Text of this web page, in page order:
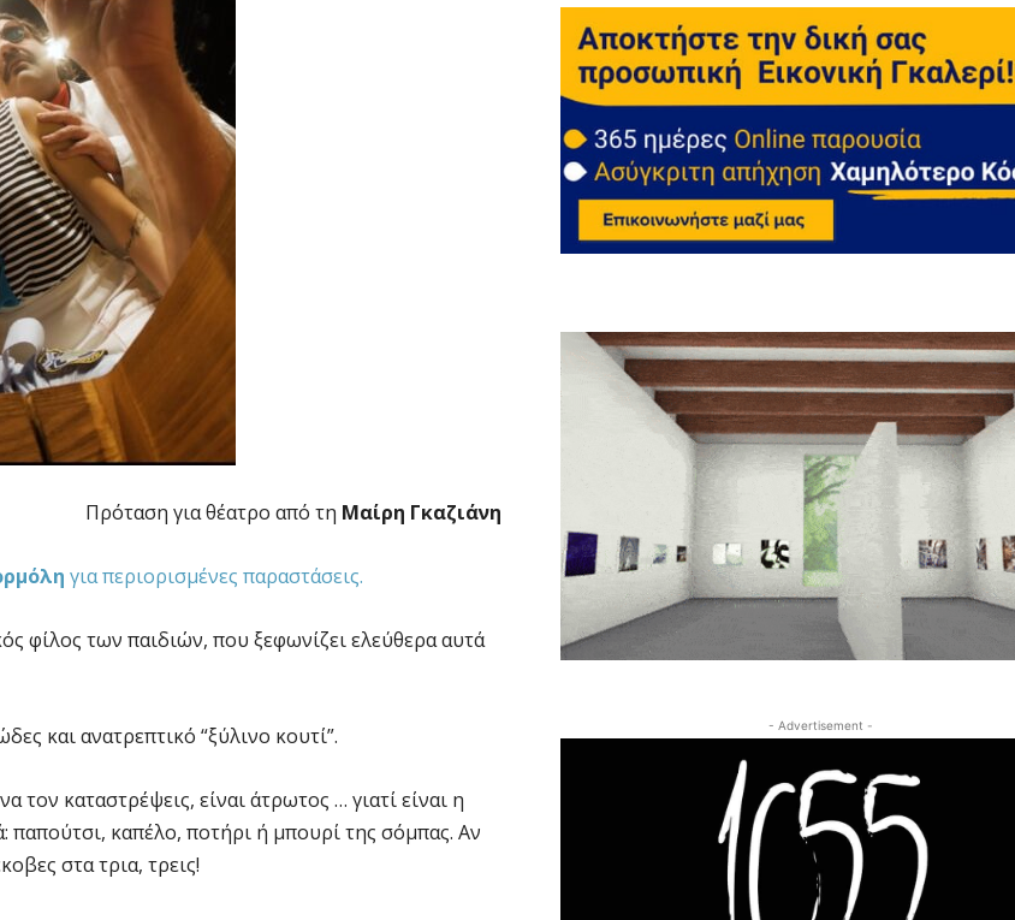
Πρόταση για θέατρο από τη Μαίρη Γκαζιάνη
για περιορισμένες παραστάσεις.
φίλος των παιδιών, που ξεφωνίζει ελεύθερα αυτά
και ανατρεπτικό “ξύλινο κουτί”.
καταστρέψεις, είναι άτρωτος … γιατί είναι η
παπούτσι, καπέλο, ποτήρι ή μπουρί της σόμπας. Αν
στα τρια, τρεις!
- Advertisement -